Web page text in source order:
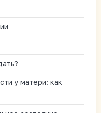
у матери: как